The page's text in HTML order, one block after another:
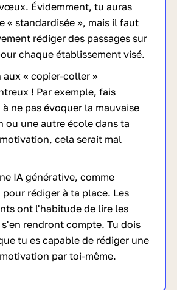
Évidemment, tu auras
« standardisée », mais il faut
rédiger des passages sur
chaque établissement visé.
« copier-coller »
! Par exemple, fais
ne pas évoquer la mauvaise
ou une autre école dans ta
cela serait mal
IA générative, comme
pour rédiger à ta place. Les
ont l'habitude de lire les
rendront compte. Tu dois
tu es capable de rédiger une
par toi-même.